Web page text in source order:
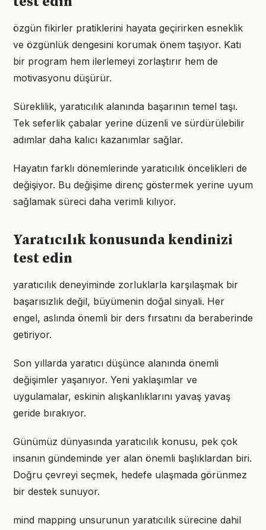
özgün fikirler pratiklerini hayata geçirirken esneklik
ve özgünlük dengesini korumak önem taşıyor. Katı
bir program hem ilerlemeyi zorlaştırır hem de
motivasyonu düşürür.
Süreklilik, yaratıcılık alanında başarının temel taşı.
Tek seferlik çabalar yerine düzenli ve sürdürülebilir
adımlar daha kalıcı kazanımlar sağlar.
Hayatın farklı dönemlerinde yaratıcılık öncelikleri de
değişiyor. Bu değişime direnç göstermek yerine uyum
sağlamak süreci daha verimli kılıyor.
Yaratıcılık konusunda kendinizi
test edin
yaratıcılık deneyiminde zorluklarla karşılaşmak bir
başarısızlık değil, büyümenin doğal sinyali. Her
engel, aslında önemli bir ders fırsatını da beraberinde
getiriyor.
Son yıllarda yaratıcı düşünce alanında önemli
değişimler yaşanıyor. Yeni yaklaşımlar ve
uygulamalar, eskinin alışkanlıklarını yavaş yavaş
geride bırakıyor.
Günümüz dünyasında yaratıcılık konusu, pek çok
insanın gündeminde yer alan önemli başlıklardan biri.
Doğru çevreyi seçmek, hedefe ulaşmada görünmez
bir destek sunuyor.
mind mapping unsurunun yaratıcılık sürecine dahil